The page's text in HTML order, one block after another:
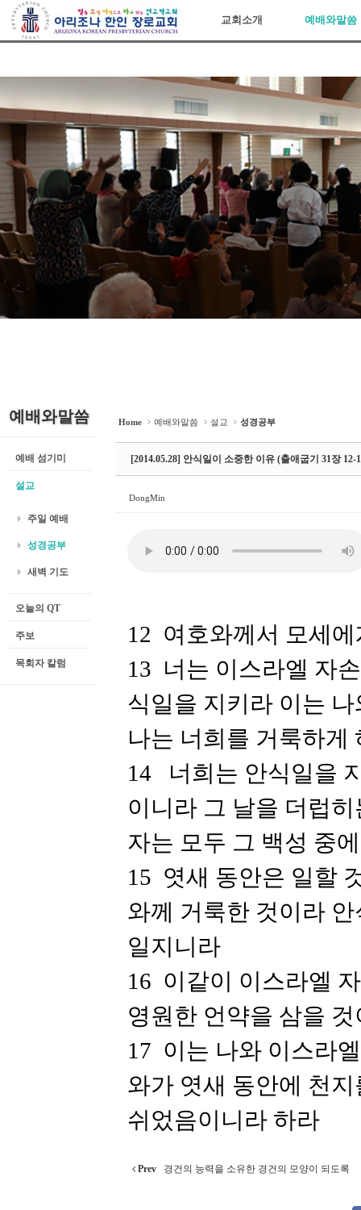
아리조나장로교회 교회소개 예배와말씀
예배와말씀
예배 섬기미
설교
주일 예배
성경공부
새벽 기도
오늘의 QT
주보
목회자 칼럼
Home 예배와말씀 설교 성경공부
[2014.05.28] 안식일이 소중한 이유 (출애굽기 31장 12-
DongMin
12 여호와께서 모세
13 너는 이스라엘 자
식일을 지키라 이는
나는 너희를 거룩하
14 너희는 안식일을
이니라 그 날을 더럽
자는 모두 그 백성 중
15 엿새 동안은 일할
와께 거룩한 것이라
일지니라
16 이같이 이스라엘
영원한 언약을 삼을
17 이는 나와 이스라
와가 엿새 동안에 천
쉬었음이니라 하라
Prev 경건의 능력을 소유한 경건의 모양이 되도록
Sketchbook5, 스케치북5
Sketchbook5, 스케치북5